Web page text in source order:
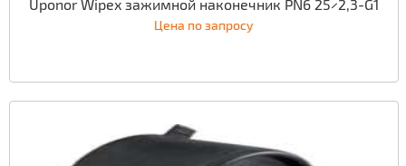
Uponor Wipex зажимной наконечник PN6 25×2,3-G1
Цена по запросу